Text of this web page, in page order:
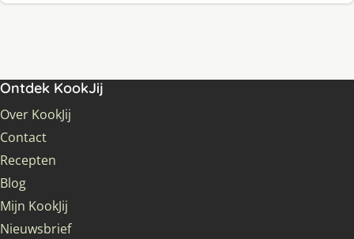
Ontdek KookJij
Over KookJij
Contact
Recepten
Blog
Mijn KookJij
Nieuwsbrief